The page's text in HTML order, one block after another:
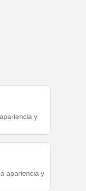
y
apariencia y